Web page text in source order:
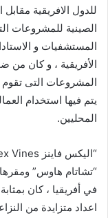
للدول الافريقية
الصينية للمشروعات
المستشفيات و
الأفريقية ، و كان من
المشروعات التى تقوم
يتم فيها استخدام
المحليين.
“تشاتام هاوس”
في أفريقيا ، كان
اعداد متزايدة من